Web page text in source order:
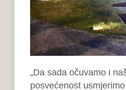
„Da sada očuvamo i
posvećenost